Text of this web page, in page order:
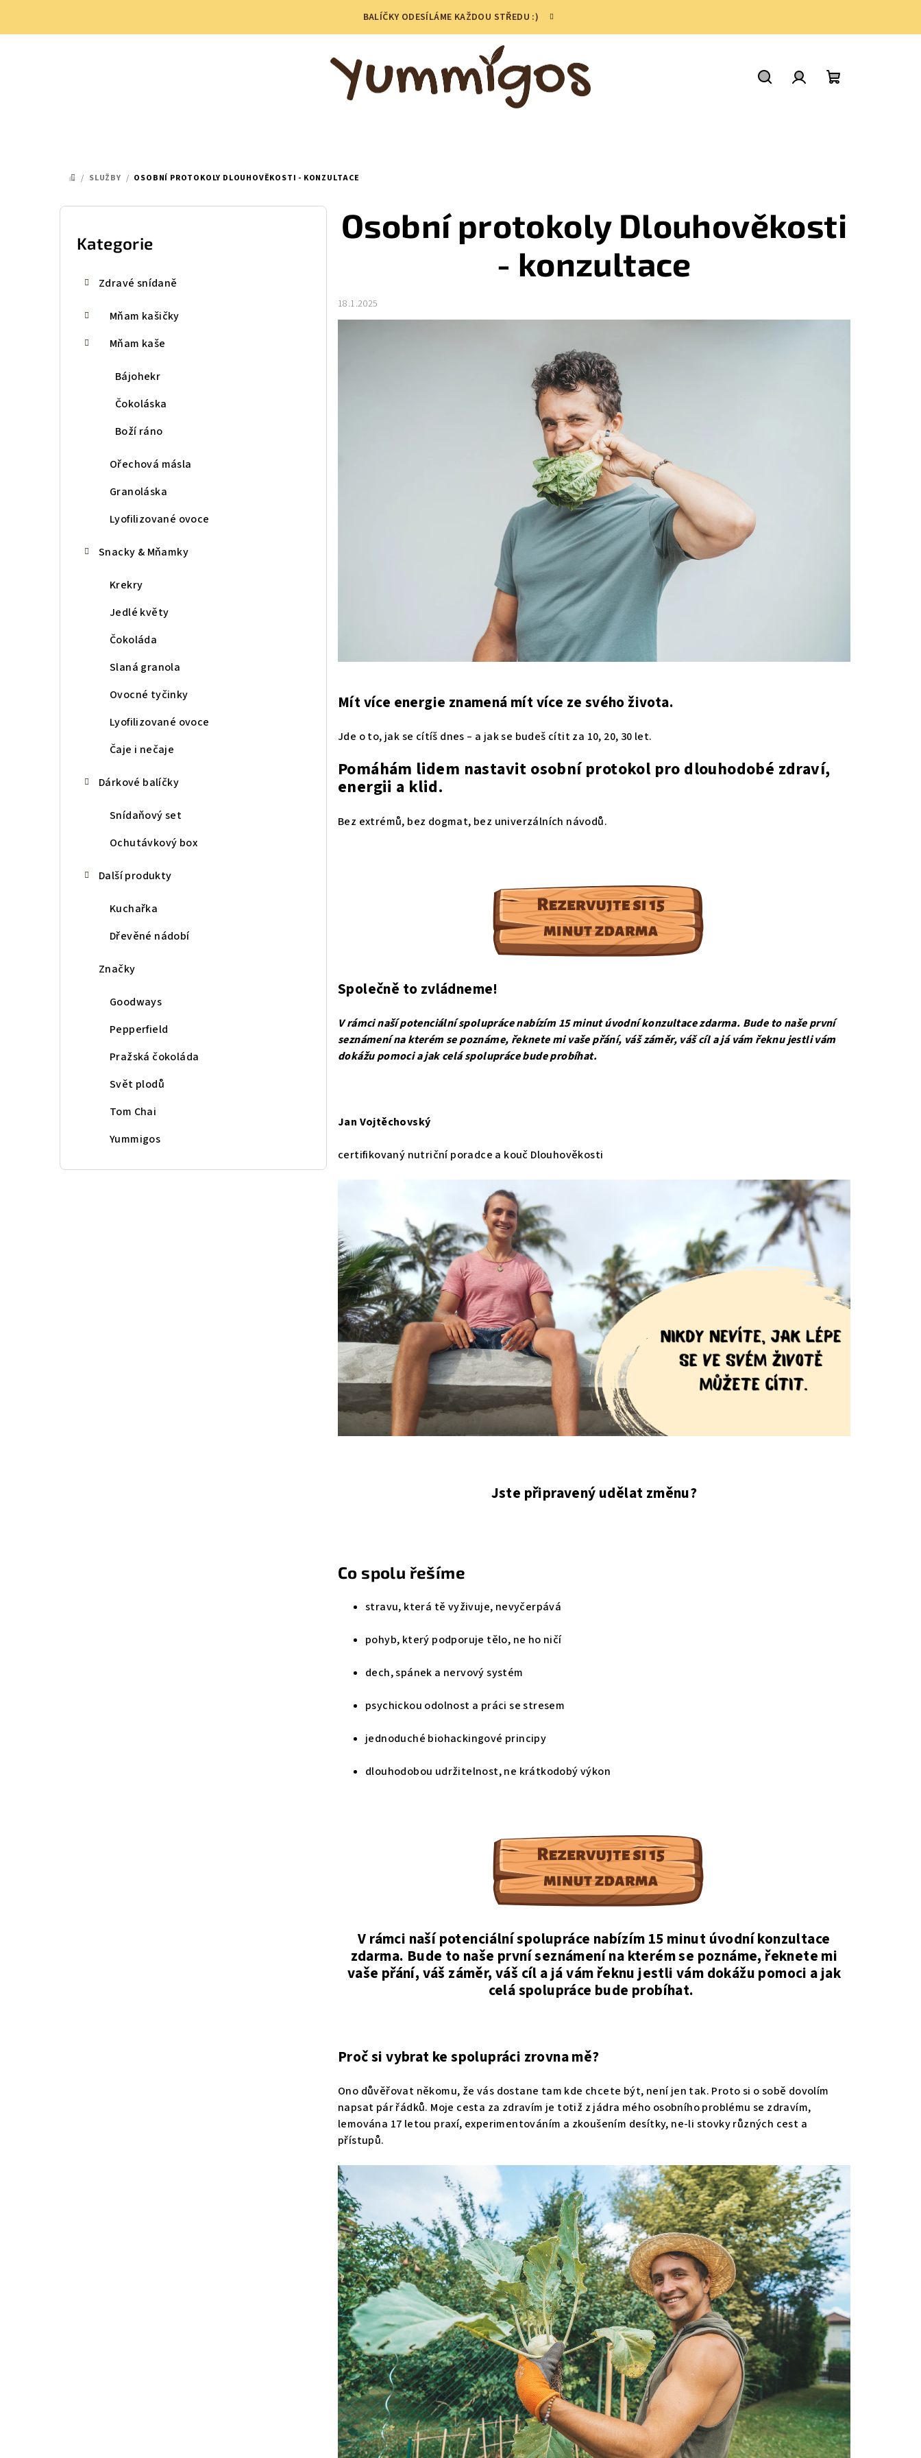
BALÍČKY ODESÍLÁME KAŽDOU STŘEDU :)
DOMŮ
/ SLUŽBY / OSOBNÍ PROTOKOLY DLOUHOVĚKOSTI - KONZULTACE
Přeskočit
kategorie
Kategorie
Zdravé snídaně
Mňam kašičky
Mňam kaše
Bájohekr
Čokoláska
Boží ráno
Ořechová másla
Granoláska
Lyofilizované ovoce
Snacky & Mňamky
Krekry
Jedlé květy
Čokoláda
Slaná granola
Ovocné tyčinky
Lyofilizované ovoce
Čaje i nečaje
Dárkové balíčky
Snídaňový set
Ochutávkový box
Další produkty
Kuchařka
Dřevěné nádobí
Značky
Goodways
Pepperfield
Pražská čokoláda
Svět plodů
Tom Chai
Yummigos
Osobní protokoly Dlouhověkosti
- konzultace
18.1.2025
Mít více energie znamená mít více ze svého života.
Jde o to, jak se cítíš dnes – a jak se budeš cítit za 10, 20, 30 let.
Pomáhám lidem nastavit osobní protokol pro dlouhodobé zdraví,
energii a klid.
Bez extrémů, bez dogmat, bez univerzálních návodů.
Společně to zvládneme!
V rámci naší potenciální spolupráce nabízím 15 minut úvodní konzultace zdarma. Bude to naše první
seznámení na kterém se poznáme, řeknete mi vaše přání, váš záměr, váš cíl a já vám řeknu jestli vám
dokážu pomoci a jak celá spolupráce bude probíhat.
Jan Vojtěchovský
certifikovaný nutriční poradce a kouč Dlouhověkosti
Jste připravený udělat změnu?
Co spolu řešíme
stravu, která tě vyživuje, nevyčerpává
pohyb, který podporuje tělo, ne ho ničí
dech, spánek a nervový systém
psychickou odolnost a práci se stresem
jednoduché biohackingové principy
dlouhodobou udržitelnost, ne krátkodobý výkon
V rámci naší potenciální spolupráce nabízím 15 minut úvodní konzultace
zdarma. Bude to naše první seznámení na kterém se poznáme, řeknete mi
vaše přání, váš záměr, váš cíl a já vám řeknu jestli vám dokážu pomoci a jak
celá spolupráce bude probíhat.
Proč si vybrat ke spolupráci zrovna mě?
Ono důvěřovat někomu, že vás dostane tam kde chcete být, není jen tak. Proto si o sobě dovolím
napsat pár řádků. Moje cesta za zdravím je totiž z jádra mého osobního problému se zdravím,
lemována 17 letou praxí, experimentováním a zkoušením desítky, ne-li stovky různých cest a
přístupů.